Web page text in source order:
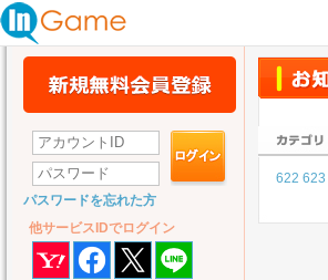
パスワードを忘れた方
他サービスIDでログイン
622 623